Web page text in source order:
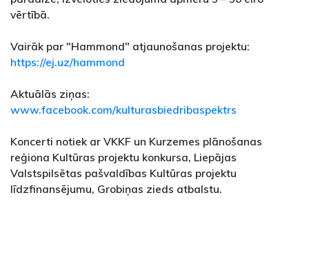
vērtībā.
Vairāk par "Hammond" atjaunošanas projektu:
https://ej.uz/hammond
Aktuālās ziņas:
www.facebook.com/kulturasbiedribaspektrs
Koncerti notiek ar VKKF un Kurzemes plānošanas
reģiona Kultūras projektu konkursa, Liepājas
Valstspilsētas pašvaldības Kultūras projektu
līdzfinansējumu, Grobiņas zieds atbalstu.